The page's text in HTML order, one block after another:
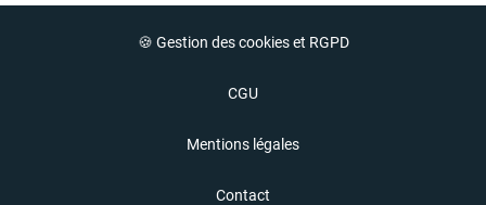
🍪 Gestion des cookies et RGPD
CGU
Mentions légales
Contact